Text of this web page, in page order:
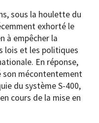
sous la houlette du
exhorté le
à empêcher la
lois et les politiques
En réponse,
son mécontentement
du système S-400,
cours de la mise en